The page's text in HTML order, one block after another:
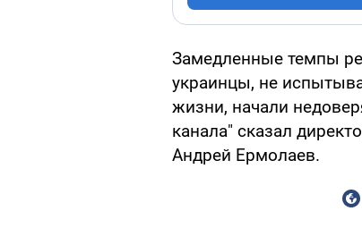
Замедленные темпы
украинцы, не
жизни, начали
канала" сказал
Андрей Ермолаев.